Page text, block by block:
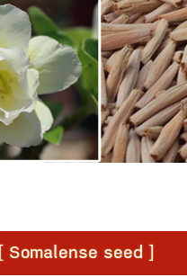
Somalense seed ]